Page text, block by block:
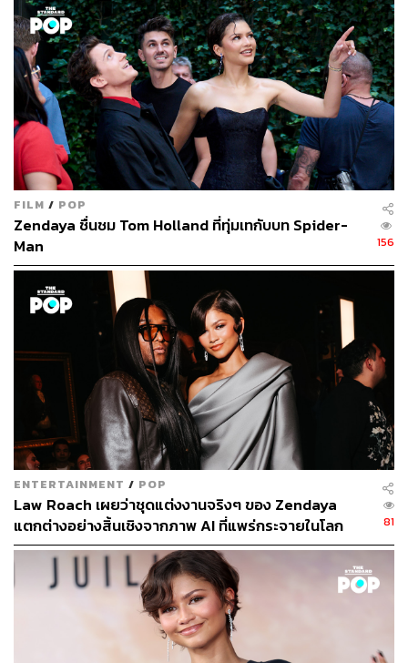
TAGS: Kingdom Hearts II
Dragon Quest XI: Echoes of an Elusive Age
Marvel vs Capcom: Infinite
GT Sport
Sony
Cat Quest
Spider-Man
Aeterno Blade II
Playstation
Cat Quest 2
PlayStation Experience 2018
Tetris Effect
PlayStation Experience
Sekiro: Shadow Die Twice
FIFA 19
Resident Evil 2
ABOUT THE AUTHOR
ปณชัย อารีเพิ่มพร
นักการตลาดผู้ฝักใฝ่ในแวดวงนวัตกรรมและ
เทคโนโลยี แต่บางทีก็เผลอมีใจให้วัฒนธรรม
POP อยู่ร่ำไป ใช้เวลาว่างไปกับการเสพศิลป์
และเฝ้ามองปรากฏการณ์ทางสังคม
ABOUT THE AUTHOR
ดิษยุตม์ ธนบุญชัย
บรรณาธิการข่าวกีฬา สำนักข่าว THE
STANDARD
FILM / POP
Zendaya ชื่นชม Tom Holland ที่ทุ่มเทกับบท Spider-
Man
156
ENTERTAINMENT / POP
Law Roach เผยว่าชุดแต่งงานจริงๆ ของ Zendaya
แตกต่างอย่างสิ้นเชิงจากภาพ AI ที่แพร่กระจายในโลก
ออนไลน์
81